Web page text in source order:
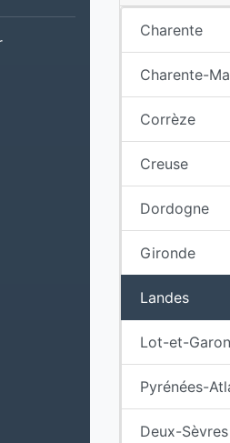
Charente
Charente-
Corrèze
Creuse
Dordogne
Gironde
Landes
Lot-et-
Pyrénées-
Deux-Sèvres